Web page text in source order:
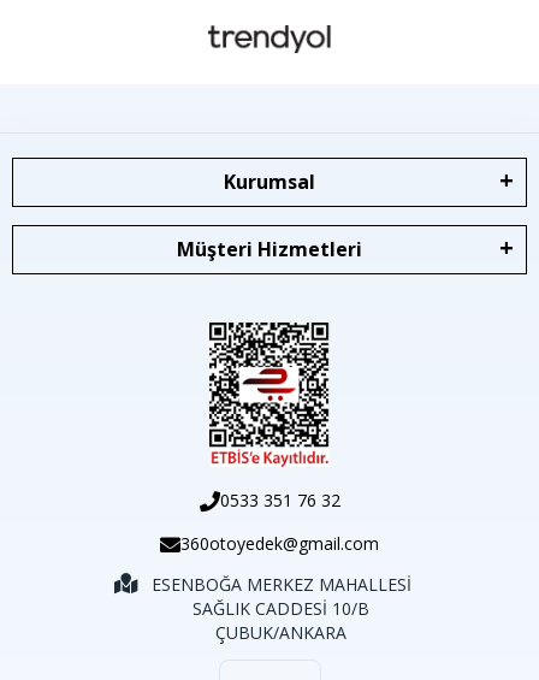
Kurumsal
Müşteri Hizmetleri
0533 351 76 32
360otoyedek@gmail.com
ESENBOĞA MERKEZ MAHALLESİ
SAĞLIK CADDESİ 10/B
ÇUBUK/ANKARA